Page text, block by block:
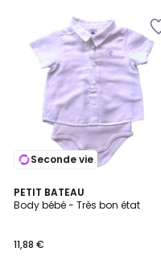
Seconde vie
PETIT BATEAU
Body bébé - Très bon état
11,88 €